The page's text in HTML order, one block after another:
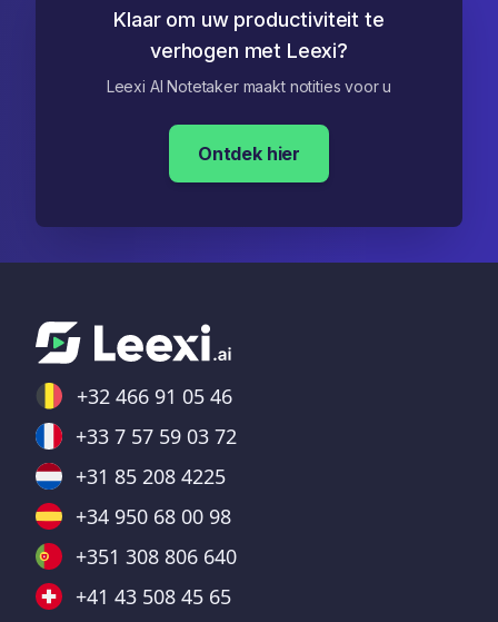
Klaar om uw productiviteit te
verhogen met Leexi?
Leexi AI Notetaker maakt notities voor u
Ontdek hier
+32 466 91 05 46
+33 7 57 59 03 72
+31 85 208 4225
+34 950 68 00 98
+351 308 806 640
+41 43 508 45 65